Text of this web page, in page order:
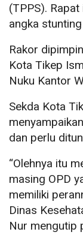
(TPPS).
angka
Rakor
Kota Tikep
Nuku Kantor
Sekda Kota
dan perlu
“Olehnya itu
masing OPD
memiliki
Dinas
Nur mengutip